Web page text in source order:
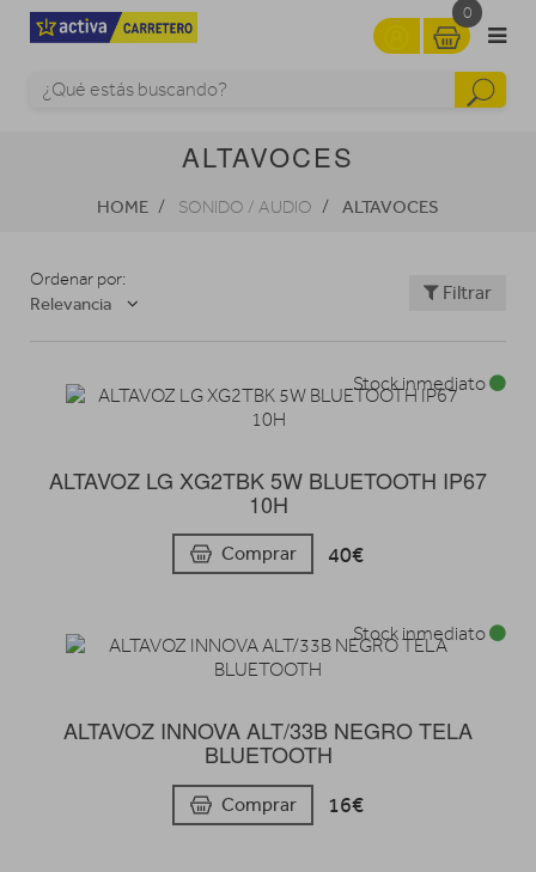
0
ALTAVOCES
HOME SONIDO / AUDIO ALTAVOCES
Ordenar por:
Relevancia
Filtrar
ALTAVOZ LG XG2TBK 5W BLUETOOTH IP67
10H
Comprar 40€
Stock inmediato
ALTAVOZ INNOVA ALT/33B NEGRO TELA
BLUETOOTH
Comprar 16€
Stock inmediato